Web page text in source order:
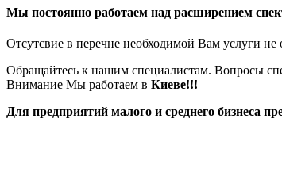
Мы постоянно работаем над расширением
Отсутсвие в перечне необходимой Вам услуги
Обращайтесь к нашим специалистам. Вопросы
Внимание Мы работаем в Киеве!!!
Для предприятий малого и среднего бизнеса